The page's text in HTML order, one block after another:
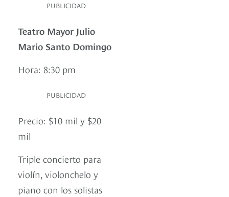
PUBLICIDAD
Teatro Mayor Julio
Mario Santo Domingo
Hora: 8:30 pm
PUBLICIDAD
Precio: $10 mil y $20
mil
Triple concierto para
violín, violonchelo y
piano con los solistas